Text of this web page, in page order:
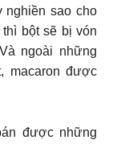
nghiền sao cho
bột sẽ bị vón
ngoài những
macaron được
được những